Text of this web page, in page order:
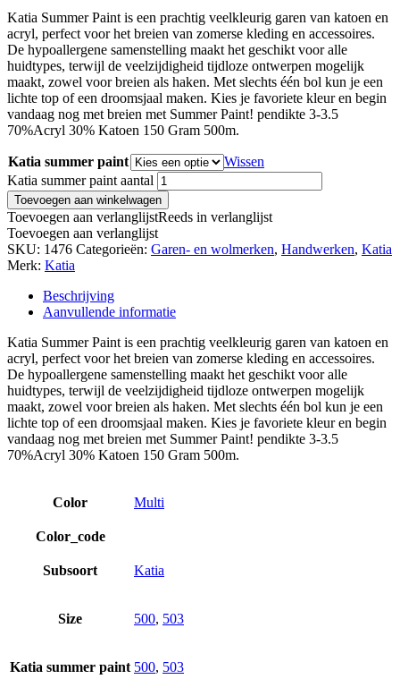
Katia Summer Paint is een prachtig veelkleurig garen van katoen en
acryl, perfect voor het breien van zomerse kleding en accessoires.
De hypoallergene samenstelling maakt het geschikt voor alle
huidtypes, terwijl de veelzijdigheid tijdloze ontwerpen mogelijk
maakt, zowel voor breien als haken. Met slechts één bol kun je een
lichte top of een droomsjaal maken. Kies je favoriete kleur en begin
vandaag nog met breien met Summer Paint! pendikte 3-3.5
70%Acryl 30% Katoen 150 Gram 500m.
Katia summer paint
Wissen
Katia summer paint aantal
Toevoegen aan winkelwagen
Toevoegen aan verlanglijstReeds in verlanglijst
Toevoegen aan verlanglijst
SKU: 1476 Categorieën: Garen- en wolmerken, Handwerken, Katia
Merk: Katia
Beschrijving
Aanvullende informatie
Katia Summer Paint is een prachtig veelkleurig garen van katoen en
acryl, perfect voor het breien van zomerse kleding en accessoires.
De hypoallergene samenstelling maakt het geschikt voor alle
huidtypes, terwijl de veelzijdigheid tijdloze ontwerpen mogelijk
maakt, zowel voor breien als haken. Met slechts één bol kun je een
lichte top of een droomsjaal maken. Kies je favoriete kleur en begin
vandaag nog met breien met Summer Paint! pendikte 3-3.5
70%Acryl 30% Katoen 150 Gram 500m.
Color Multi
Color_code
Subsoort Katia
Size 500, 503
Katia summer paint 500, 503